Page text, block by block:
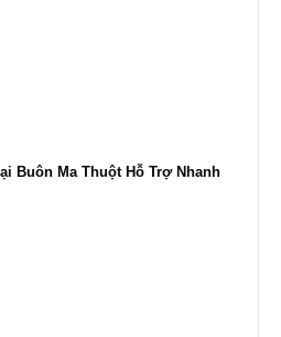
Buôn Ma Thuột Hỗ Trợ Nhanh